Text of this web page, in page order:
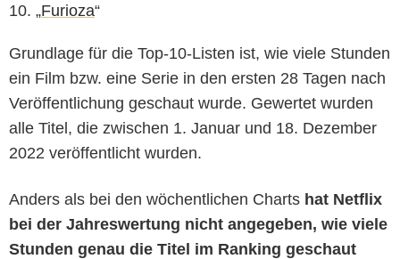
„Furioza“
Grundlage für die Top-10-Listen ist, wie viele Stunden
ein Film bzw. eine Serie in den ersten 28 Tagen nach
Veröffentlichung geschaut wurde. Gewertet wurden
alle Titel, die zwischen 1. Januar und 18. Dezember
2022 veröffentlicht wurden.
Anders als bei den wöchentlichen Charts hat Netflix
bei der Jahreswertung nicht angegeben, wie viele
Stunden genau die Titel im Ranking geschaut